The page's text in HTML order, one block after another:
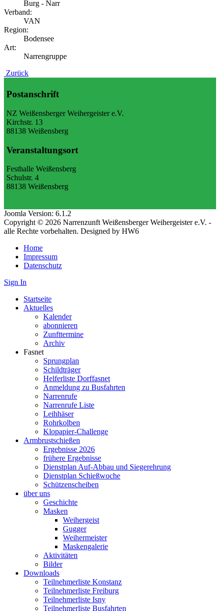
Burg - Narr
Verband:
VAN
Region:
Bodensee
Art:
Narrengruppe
Zurück
Postanschrift
NZ Weißensberger Weihergeister e.V.
Kirchstr. 13
88138 Weißensberg
Veranstaltungsort
Festhalle Weißensberg
Schulstr. 4
88138 Weißensberg
Joomla Version: 6.1.2
Copyright © 2026 Narrenzunft Weißensberger Weihergeister e.V. -
alle Rechte vorbehalten. Designed by HW6
Home
Impressum
Datenschutz
Sign In
Startseite
Aktuelles
Kalender
abonnieren
Zunfttermine
Archiv
Fasnet
Sprungplan
Schildträger
Helferliste Dorffasnet
Anmeldung zu Busfahrten
Narrenrufe
Narrenrufe Liste
Leihhäser
Rohrkolben
Klopapier-Challenge
Armbrustschießen
Ergebnisse 2026
frühere Ergebnisse
Dienstplan Auf-Abbau und Siegerehrung
Dienstplan Schießwoche
Schützenscheiben
über uns
Geschichte
Masken
Weihergeist
Gugger
Weihermeister
Maskengalerie
Aktivitäten
Bilder
Downloads
Teilnehmerliste Konstanz
Teilnehmerliste Freiburg
Teilnehmerliste Isny
Teilnehmerliste Busfahrten